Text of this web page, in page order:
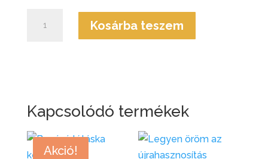
Kosárba teszem
Kapcsolódó termékek
Akció!